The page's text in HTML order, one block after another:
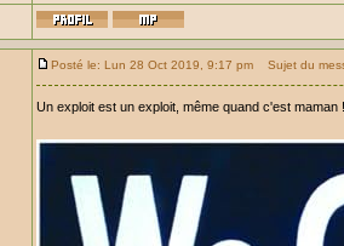
Posté le: Lun 28 Oct 2019, 9:17 pm Sujet du
Un exploit est un exploit, même quand c'est maman !